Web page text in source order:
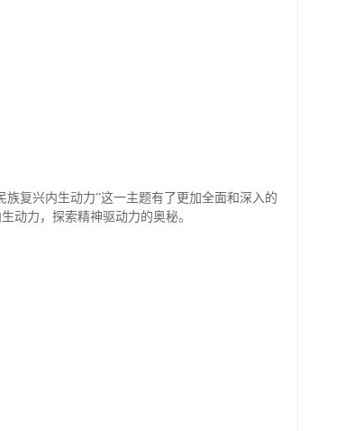
复兴内生动力”这一主题有了更加全面和深入的
动力，探索精神驱动力的奥秘。